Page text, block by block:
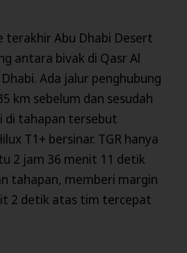
terakhir Abu Dhabi Desert
antara bivak di Qasr Al
Ada jalur penghubung
km sebelum dan sesudah
di tahapan tersebut
T1+ bersinar. TGR hanya
2 jam 36 menit 11 detik
tahapan, memberi margin
2 detik atas tim tercepat